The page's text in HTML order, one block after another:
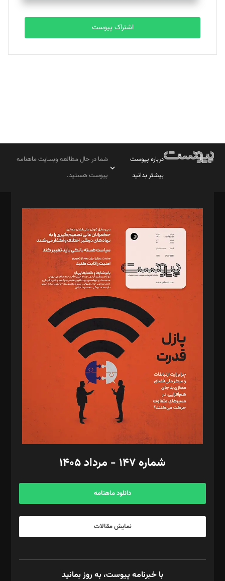
تحریریه
بابک نقاش
تحریریه
اشتراک پیوست
درباره پیوست
بیشتر بدانید
شما در حال مطالعه وبسایت ماهنامه
پیوست هستید.
مدیر مسئول: محمدباقر اثنی‌عشری
سردبیر: مهرک محمودی
دبیر تحریریه: میثم قاسمی
د‌بیر ناداستان: سمانه سمیع
د‌بیر خدمت و تجارت: ابوالفضل رجبی
د‌بیر حقوق فناوری: حسام‌الدین ایپکچی
د‌بیر پیوست جهان: مینا پاکدل
د‌بیر تحریریه آنلاین: بابک نقاش
تحریریه‌: مجتبی محمود‌ی، آرش برهمند، یسنا امان‌پور، سروش کرمیان،
مصطفی مسجدی آرانی، ابوالفضل رجبی، زهرا فکرانه، فائزه فتحی
رستمی،مصطفی باستان
ویرایش: نگار استاد‌‌آقا
طراح یونیفرم: مجید توکلی
فیلمبرداری و عکاسی: امیر شفیعی، مانی لطفی زاده
گرافیک و صفحه‌آرایی: سید‌سبحان‌علی ثابت
مد‌یر توسعه تجاری: کامبیز برید‌
امور مالی: شاپور رهبری، محمد‌ کاظمی‌نیا
آگهی و مشترکین: ۰۹۱۹۹۹۹۰۴۵۴
شماره ۱۴۷ - مرداد ۱۴۰۵
دانلود ماهنامه
نمایش مقالات
با خبرنامه پیوست، به روز بمانید